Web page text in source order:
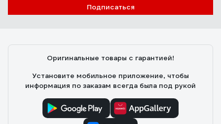
Подписаться
Оригинальные товары с гарантией!
Установите мобильное приложение, чтобы
информация по заказам всегда была под рукой